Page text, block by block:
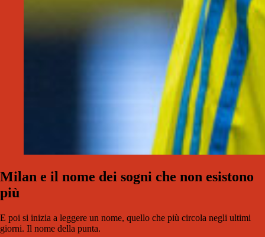
Milan e il nome dei sogni che non esistono
più
E poi si inizia a leggere un nome, quello che più circola negli ultimi
giorni. Il nome della punta.